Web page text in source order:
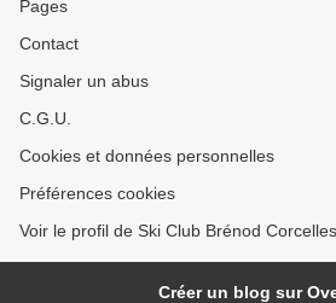
Pages
Contact
Signaler un abus
C.G.U.
Cookies et données personnelles
Préférences cookies
Voir le profil de Ski Club Brénod
Créer un blog sur